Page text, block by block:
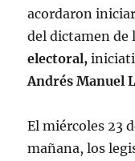
acordaron
del dictamen de
electoral,
Andrés Manuel
El miércoles 23
mañana, los